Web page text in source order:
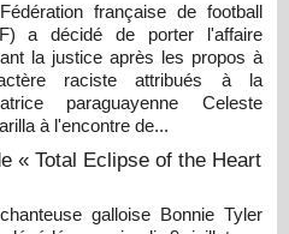
française de football
a décidé de porter l'affaire
la justice après les propos à
raciste attribués à la
paraguayenne Celeste
à l'encontre de...
« Total Eclipse of the Heart
galloise Bonnie Tyler